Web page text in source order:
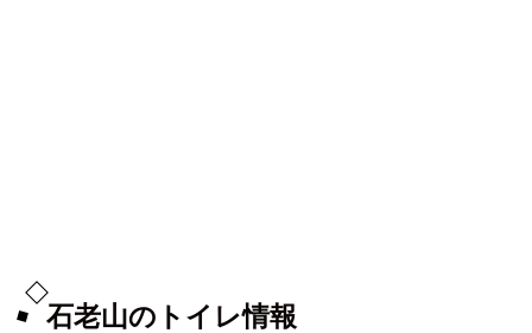
石老山のトイレ情報